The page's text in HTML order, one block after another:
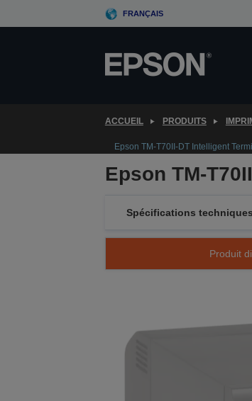
to
FRANÇAIS
ACCUEIL PRODUITS
Epson TM-T70II-DT Intelligent
Epson TM-
Spécifications techniques
Produit